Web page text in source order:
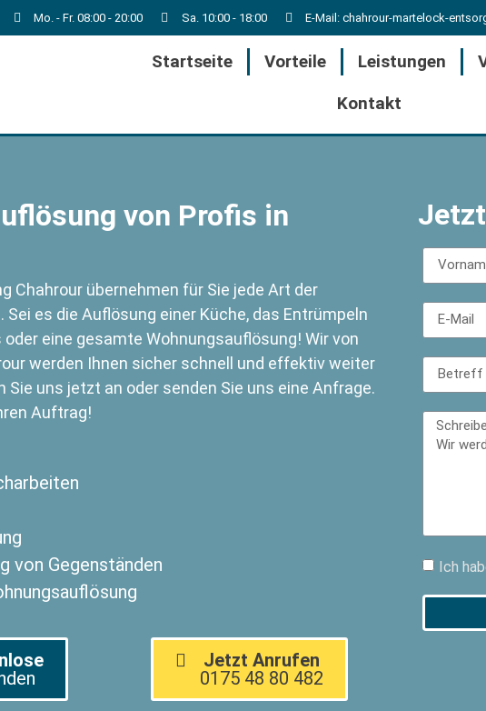
Mo. - Fr. 08:00 - 20:00 Sa. 10:00 - 18:00 E-Mail: chahrour-martelock-
Startseite Vorteile Leistungen
Kontakt
von Profis in
Chahrour übernehmen für Sie jede Art der
es die Auflösung einer Küche, das Entrümpeln
eine gesamte Wohnungsauflösung! Wir von
werden Ihnen sicher schnell und effektiv weiter
Sie uns jetzt an oder senden Sie uns eine Anfrage.
Auftrag!
von Gegenständen
Jetzt Anrufen
0175 48 80 482
Ich